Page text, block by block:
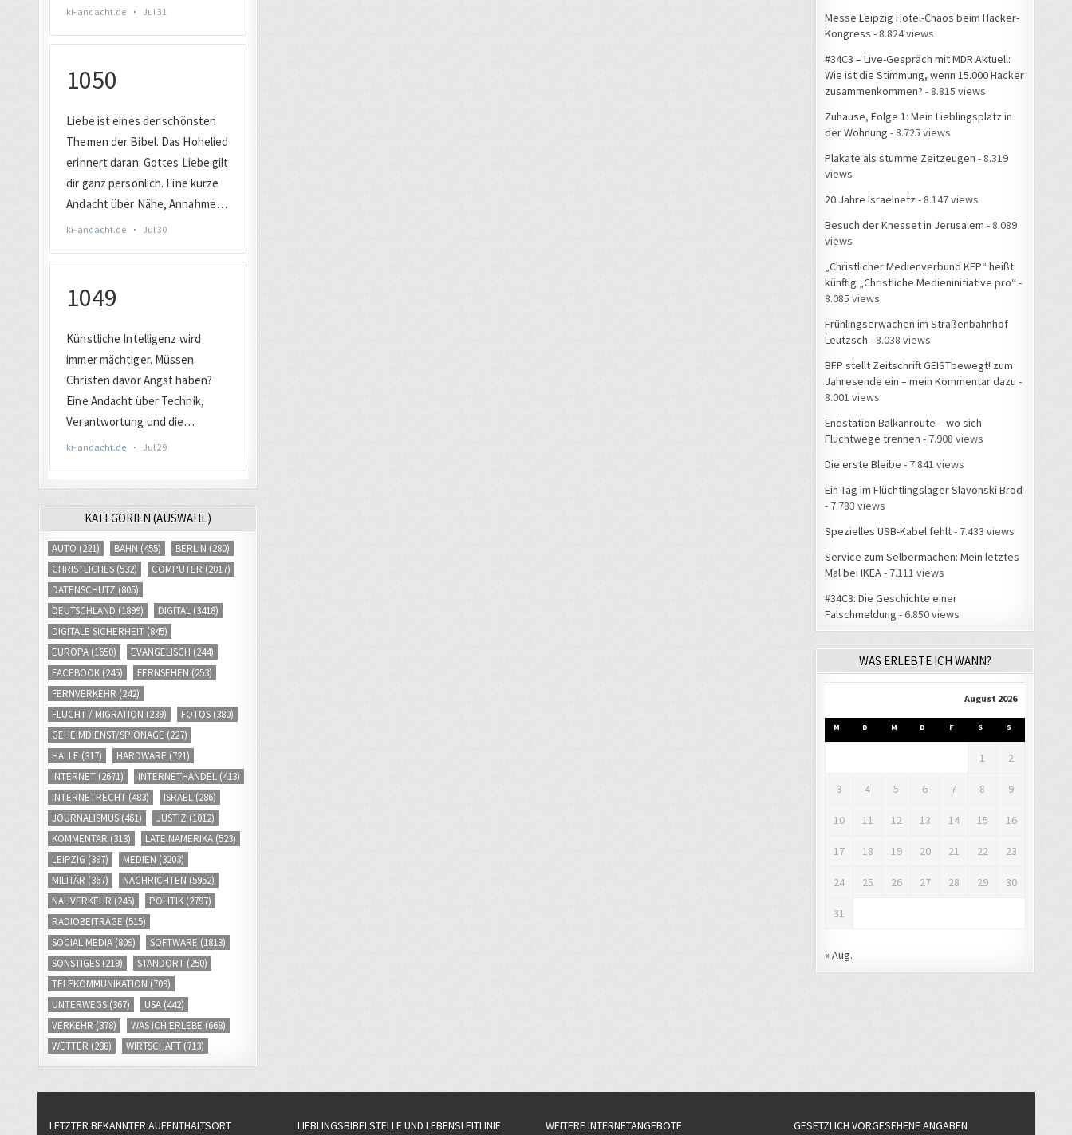
KATEGORIEN (AUSWAHL)
AUTO (221) BAHN (455) BERLIN (280)
CHRISTLICHES (532) COMPUTER (2017)
DATENSCHUTZ (805)
DEUTSCHLAND (1899) DIGITAL (3418)
DIGITALE SICHERHEIT (845)
EUROPA (1650) EVANGELISCH (244)
FACEBOOK (245) FERNSEHEN (253)
FERNVERKEHR (242)
FLUCHT / MIGRATION (239) FOTOS (380)
GEHEIMDIENST/SPIONAGE (227)
HALLE (317) HARDWARE (721)
INTERNET (2671) INTERNETHANDEL (413)
INTERNETRECHT (483) ISRAEL (286)
JOURNALISMUS (461) JUSTIZ (1012)
KOMMENTAR (313) LATEINAMERIKA (523)
LEIPZIG (397) MEDIEN (3203)
MILITÄR (367) NACHRICHTEN (5952)
NAHVERKEHR (245) POLITIK (2797)
RADIOBEITRÄGE (515)
SOCIAL MEDIA (809) SOFTWARE (1813)
SONSTIGES (219) STANDORT (250)
TELEKOMMUNIKATION (709)
UNTERWEGS (367) USA (442)
VERKEHR (378) WAS ICH ERLEBE (668)
WETTER (288) WIRTSCHAFT (713)
Messe Leipzig Hotel-Chaos beim Hacker-
Kongress - 8.824 views
#34C3 – Live-Gespräch mit MDR Aktuell:
Wie ist die Stimmung, wenn 15.000 Hacker
zusammenkommen? - 8.815 views
Zuhause, Folge 1: Mein Lieblingsplatz in
der Wohnung - 8.725 views
Plakate als stumme Zeitzeugen - 8.319
views
20 Jahre Israelnetz - 8.147 views
Besuch der Knesset in Jerusalem - 8.089
views
„Christlicher Medienverbund KEP“ heißt
künftig „Christliche Medieninitiative pro“ -
8.085 views
Frühlingserwachen im Straßenbahnhof
Leutzsch - 8.038 views
BFP stellt Zeitschrift GEISTbewegt! zum
Jahresende ein – mein Kommentar dazu -
8.001 views
Endstation Balkanroute – wo sich
Fluchtwege trennen - 7.908 views
Die erste Bleibe - 7.841 views
Ein Tag im Flüchtlingslager Slavonski Brod
- 7.783 views
Spezielles USB-Kabel fehlt- 7.433 views
Service zum Selbermachen: Mein letztes
Mal bei IKEA - 7.111 views
#34C3: Die Geschichte einer
Falschmeldung - 6.850 views
WAS ERLEBTE ICH WANN?
August 2026
M D M D F S S
1 2
3 4 5 6 7 8 9
10 11 12 13 14 15 16
17 18 19 20 21 22 23
24 25 26 27 28 29 30
31
« Aug.
LETZTER BEKANNTER AUFENTHALTSORT LIEBLINGSBIBELSTELLE UND LEBENSLEITLINIE WEITERE INTERNETANGEBOTE GESETZLICH VORGESEHENE ANGABEN